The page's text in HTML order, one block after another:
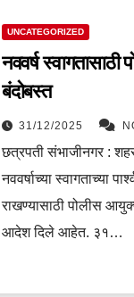
UNCATEGORIZED
नववर्ष स्वागतासाठी
बंदोबस्त
31/12/2025
छत्रपती संभाजीनगर :
नववर्षाच्या स्वागताच्या
राखण्यासाठी पोलीस
आदेश दिले आहेत. ३१…